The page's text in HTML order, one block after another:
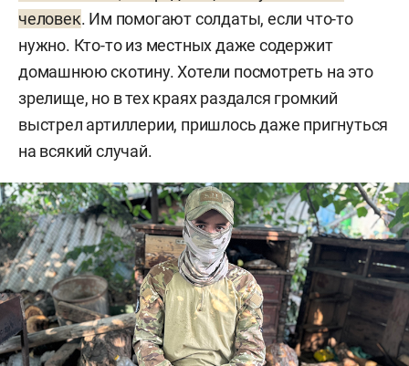
человек. Им помогают солдаты, если что-то
нужно. Кто-то из местных даже содержит
домашнюю скотину. Хотели посмотреть на это
зрелище, но в тех краях раздался громкий
выстрел артиллерии, пришлось даже пригнуться
на всякий случай.